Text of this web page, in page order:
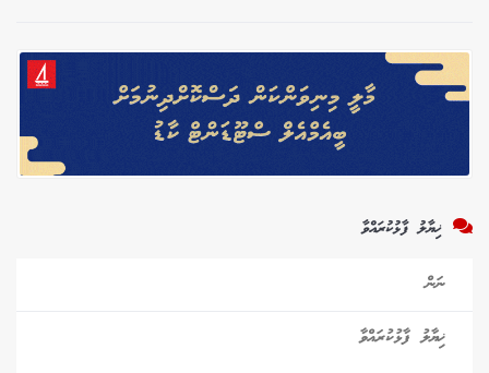
ޚިޔާލު ފާޅުކުރައްވާ